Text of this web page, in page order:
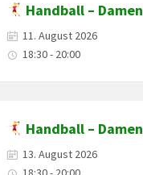
Handball – Damen
11. August 2026
18:30 - 20:00
Handball – Damen
13. August 2026